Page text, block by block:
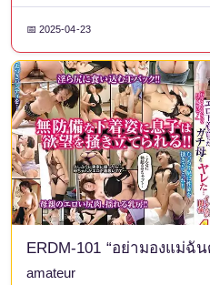
📅 2025-04-23
amateur